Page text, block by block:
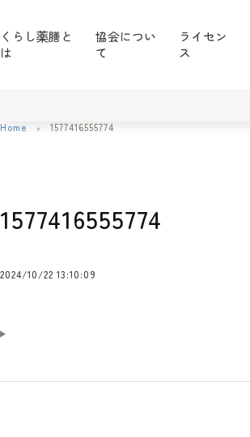
くらし薬膳と
は
協会につい
て
ライセン
ス
Home 1577416555774
1577416555774
2024/10/22 13:10:09